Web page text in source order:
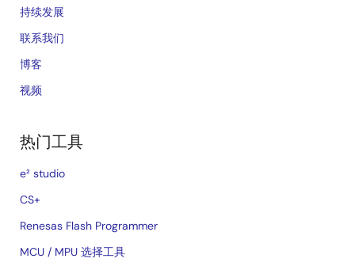
持续发展
联系我们
博客
视频
热门工具
e² studio
CS+
Renesas Flash Programmer
MCU / MPU 选择工具